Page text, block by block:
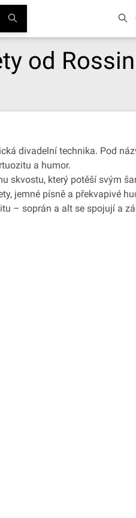
od
divadelní technika. Pod
a humor.
skvostu, který potěší svým
jemné písně a překvapivé
– soprán a alt se spojují a